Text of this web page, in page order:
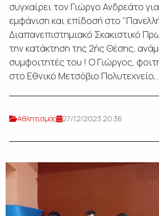
συγχαίρει τον Γιώργο Ανδρεάτο
εμφάνιση και επίδοσή στο
Διαπανεπιστημιακό Σκακιστικό
την κατάκτηση της 2ής Θέσης,
συμφοιτητές του ! Ο Γιώργος,
στο Εθνικό Μετσόβιο
Αθλητισμός 27/12/2023 20:36